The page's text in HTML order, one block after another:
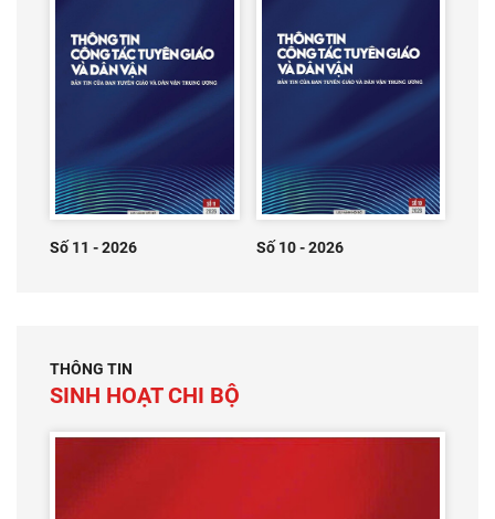
Số 11 - 2026 Số 10 - 2026
THÔNG TIN
SINH HOẠT CHI BỘ